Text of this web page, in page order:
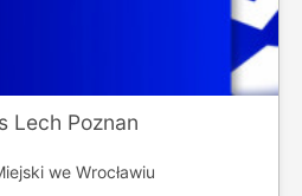
Lech Poznan
we Wrocławiu